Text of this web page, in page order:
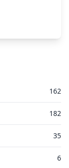
162
182
35
6